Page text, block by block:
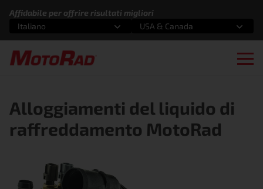
Affidabile per offrire risultati migliori
Seleziona un'opzione
Italiano
Seleziona un'opzione
USA & Canada
Alloggiamenti del liquido di
raffreddamento MotoRad